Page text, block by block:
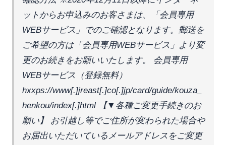
ットからお申込みのお客さまは、「会員専用
WEBサービス」でのご確認となります。郵送を
ご希望の方は「会員専用WEBサービス」より変
更のお続きをお願いいたします。 会員専用
WEBサービス（登録無料）
hxxps://www[.]jreast[.]co[.]jp/card/guide/kouza_
henkou/index[.]html 【▼各種ご変更手続きのお
願い】 お引越し等でご住所が変わられた場合や
お届出いただいているメールアドレスをご変更